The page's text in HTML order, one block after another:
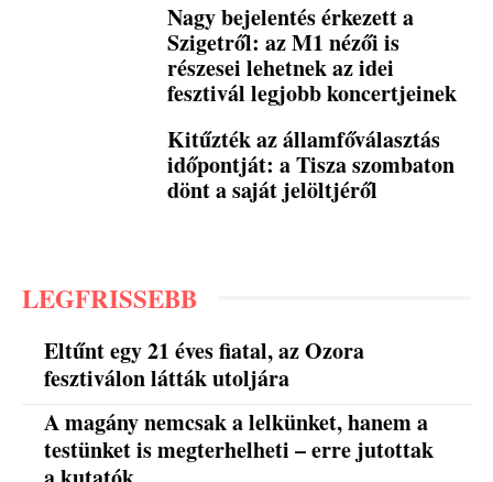
Nagy bejelentés érkezett a
Szigetről: az M1 nézői is
részesei lehetnek az idei
fesztivál legjobb koncertjeinek
Kitűzték az államfőválasztás
időpontját: a Tisza szombaton
dönt a saját jelöltjéről
LEGFRISSEBB
Eltűnt egy 21 éves fiatal, az Ozora
fesztiválon látták utoljára
A magány nemcsak a lelkünket, hanem a
testünket is megterhelheti – erre jutottak